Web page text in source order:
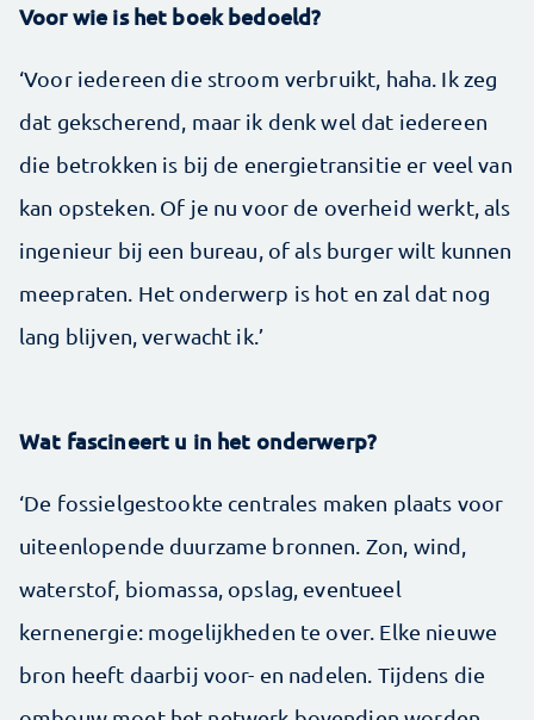
Voor wie is het boek bedoeld?
‘Voor iedereen die stroom verbruikt, haha. Ik zeg
dat gekscherend, maar ik denk wel dat iedereen
die betrokken is bij de energietransitie er veel van
kan opsteken. Of je nu voor de overheid werkt, als
ingenieur bij een bureau, of als burger wilt kunnen
meepraten. Het onderwerp is hot en zal dat nog
lang blijven, verwacht ik.’
Wat fascineert u in het onderwerp?
‘De fossielgestookte centrales maken plaats voor
uiteenlopende duurzame bronnen. Zon, wind,
waterstof, biomassa, opslag, eventueel
kernenergie: mogelijkheden te over. Elke nieuwe
bron heeft daarbij voor- en nadelen. Tijdens die